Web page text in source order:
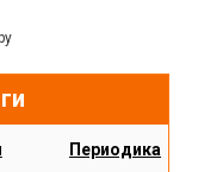
Периодика